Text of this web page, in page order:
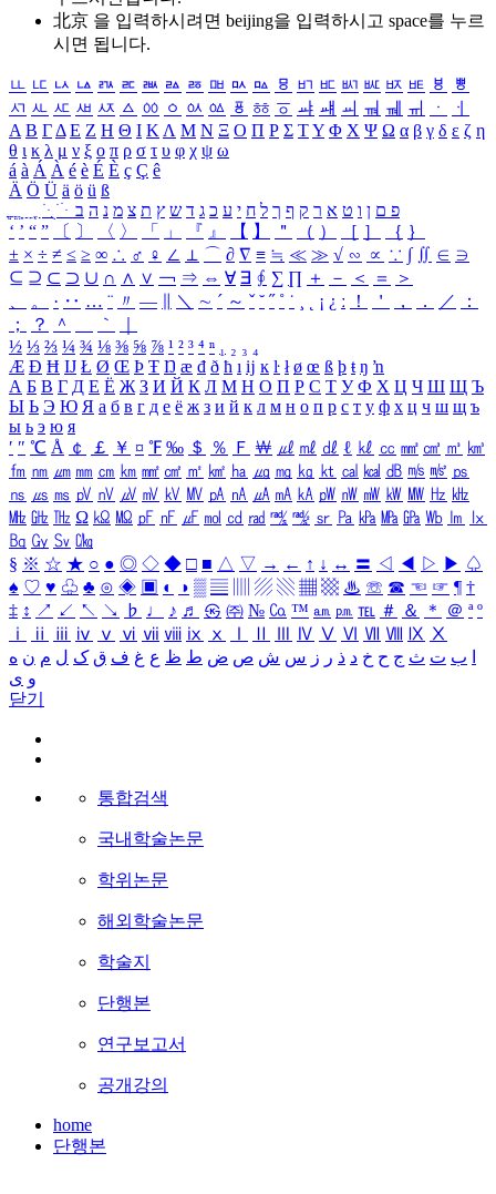
北京 을 입력하시려면 beijing을 입력하시고 space를 누르
시면 됩니다.
ㅥ ㅦ ㅧ ㅨ ㅩ ㅪ ㅫ ㅬ ㅭ ㅮ ㅯ ㅰ ㅱ ㅲ ㅳ ㅴ ㅵ ㅶ ㅷ ㅸ
ㅹ
ㅺ ㅻ ㅼ ㅽ ㅾ ㅿ ㆀ ㆁ ㆂ ㆃ ㆄ ㆅ ㆆ ㆇ ㆈ ㆉ ㆊ ㆋ ㆌ ㆍ
ㆎ
Α Β ΓΔ Ε Ζ Η Θ Ι ΚΛ Μ Ν Ξ Ο Π Ρ Σ ΤΥ Φ Χ Ψ Ω α β γ δ ε ζ η
θ ι κ λ μ ν ξ ο π ρ σ τ υ φ χ ψ ω
á à Á À é è É È ç Ç ê
Ä Ö Ü ä ö ü ß
ִֶֹ ֻּ ׁׂ פ ם ן ו ט א ר ק ף ך ל ח י ע כ ג ד ש ץ ת צ מ נ ה ב
‘ ’ “ ” 〔 〕 〈 〉 「 」 『 』 【 】 ＂ （ ） ［ ］ ｛ ｝
± × ÷ ≠ ≤ ≥ ∞ ∴ ♂ ♀ ∠ ⊥ ⌒ ∂ ∇ ≡ ≒ ≪ ≫ √ ∽ ∝ ∵ ∫ ∬ ∈ ∋
⊆ ⊇ ⊂ ⊃ ∪ ∩ ∧ ∨ ￢ ⇒ ⇔ ∀ ∃ ∮ ∑ ∏ ＋ － ＜ ＝
＞
、
。 · ‥ … ¨ 〃 ― ＼ ∼ ´ ～ ˇ ˘ ˝ ˚ ˙ ¸ ¡ ¿ ː ！ ＇ ， ． ／
：
；
？ ＾ ｀
½ ⅓ ⅔ ¼ ¾ ⅛ ⅜ ⅝ ⅞ ¹ ² ³ ⁴ ⁿ ₁ ₂ ₃ ₄
Æ Ð Ħ Ĳ Ł Ø Œ Þ Ŧ Ŋ æ đ ð ħ ı ĳ ĸ ŀ ł ø œ ß þ ŧ ŋ ŉ
А Б В Г Д Е Ё Ж З И Й К Л М Н О П Р С Т У Ф Х Ц Ч Ш Щ Ъ
Ы Ь Э Ю Я а б в г д е ё ж з и й к л м н о п р с т у ф х ц ч ш щ ъ
ы ь э ю я
′ ″ ℃ Å ￠ ￡ ￥ ¤ ℉ ‰ ＄ ％ Ｆ ￦ ㎕ ㎖ ㎗ ℓ ㎘ ㏄ ㎣ ㎤ ㎥ ㎦
㎙ ㎚ ㎛ ㎜ ㎝ ㎞ ㎟ ㎠ ㎡ ㎢ ㏊ ㎍ ㎎ ㎏ ㏏ ㎈ ㎉ ㏈ ㎧ ㎨ ㎰
㎱ ㎲ ㎳ ㎴ ㎵ ㎶ ㎷ ㎸ ㎹ ㎀ ㎁ ㎂ ㎃ ㎄ ㎺ ㎻ ㎽ ㎾ ㎿ ㎐ ㎑
㎒ ㎓ ㎔ Ω ㏀ ㏁ ㎊ ㎋ ㎌ ㏖ ㏅ ㎭ ㎮ ㎯ ㏛ ㎩ ㎪ ㎫ ㎬ ㏝ ㏐
㏓
㏃ ㏉ ㏜ ㏆
§ ※ ☆ ★ ○ ● ◎ ◇ ◆ □ ■ △ ▽ → ← ↑ ↓ ↔ 〓 ◁ ◀ ▷ ▶ ♤
♠ ♡ ♥ ♧ ♣ ⊙ ◈ ▣ ◐ ◑ ▒ ▤ ▨ ▧ ▦ ▩ ♨ ☏ ☎ ☜ ☞ ¶ †
‡ ↕ ↗ ↙ ↖ ↘ ♭ ♩ ♪ ♬ ㉿ ㈜ № ㏇ ™ ㏂ ㏘ ℡ ＃ ＆ ＊ ＠ ª º
ⅰ
ⅱ ⅲ ⅳ ⅴ ⅵ ⅶ ⅷ ⅸ ⅹ Ⅳ Ⅴ Ⅵ Ⅶ Ⅷ Ⅸ Ⅹ
ب ت ث ج ح خ د ذ ر ز س ش ص ض ط ظ ع غ ف ق ک ل م ن ه
و ی
닫기
통합검색
국내학술논문
학위논문
해외학술논문
학술지
단행본
연구보고서
공개강의
home
단행본